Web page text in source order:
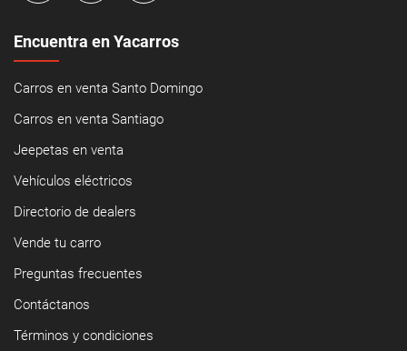
Encuentra en Yacarros
Carros en venta Santo Domingo
Carros en venta Santiago
Jeepetas en venta
Vehículos eléctricos
Directorio de dealers
Vende tu carro
Preguntas frecuentes
Contáctanos
Términos y condiciones